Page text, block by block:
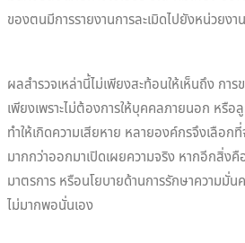
ของตนมีการรายงานการละเมิดไปยังหน่วยงา
ผลสำรวจเหล่านี้ไม่เพียงสะท้อนให้เห็นถึง ก
เพียงเพราะไม่ต้องการให้บุคคลภายนอก หรือ
ทำให้เกิดความเสียหาย หลายองค์กรจึงเลือ
มากกว่าออกมาเปิดเผยความจริง หากอีกสิ่ง
มาตรการ หรือนโยบายด้านการรักษาความมั่
ไม่มากพอนั่นเอง